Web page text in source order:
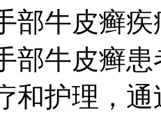
部牛皮癣
部牛皮癣
和护理，